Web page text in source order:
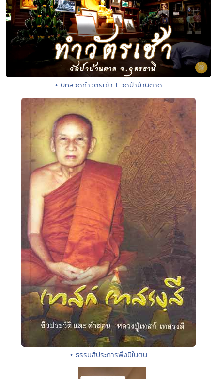
• บทสวดทำวัตรเช้า l วัดป่าบ้านตาด
• ธรรมสี่ประการพึงมีในตน